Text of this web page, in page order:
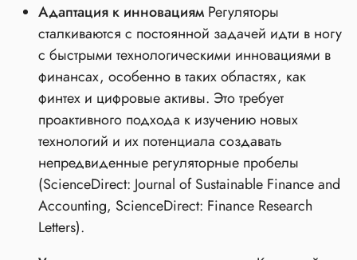
Адаптация к инновациям Регуляторы
сталкиваются с постоянной задачей идти в ногу
с быстрыми технологическими инновациями в
финансах, особенно в таких областях, как
финтех и цифровые активы. Это требует
проактивного подхода к изучению новых
технологий и их потенциала создавать
непредвиденные регуляторные пробелы
(ScienceDirect: Journal of Sustainable Finance and
Accounting, ScienceDirect: Finance Research
Letters).